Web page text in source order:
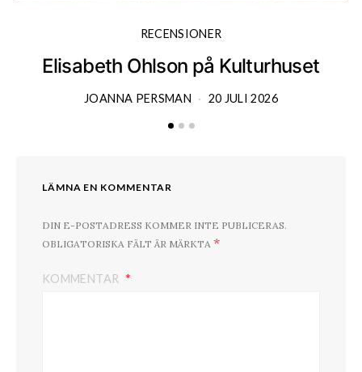
RECENSIONER
Elisabeth Ohlson på Kulturhuset
JOANNA PERSMAN 20 JULI 2026
LÄMNA EN KOMMENTAR
DIN E-POSTADRESS KOMMER INTE PUBLICERAS.
OBLIGATORISKA FÄLT ÄR MÄRKTA *
KOMMENTAR